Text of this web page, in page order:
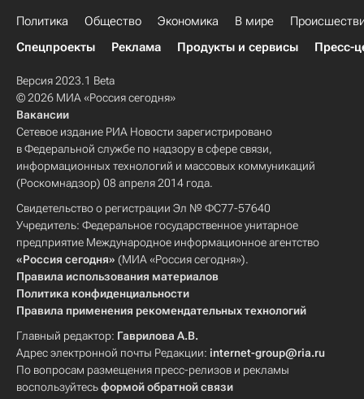
Политика Общество Экономика В мире
Спецпроекты
Реклама Продукты и сервисы Пресс-
Версия 2023.1 Beta
© 2026 МИА «Россия сегодня»
Вакансии
Сетевое издание РИА Новости зарегистрировано
в Федеральной службе по надзору в сфере связи,
информационных технологий и массовых коммуникаций
(Роскомнадзор) 08 апреля 2014 года.
Свидетельство о регистрации Эл № ФС77-57640
Учредитель: Федеральное государственное унитарное
предприятие Международное информационное агентство
«Россия сегодня» (МИА «Россия сегодня»).
Правила использования материалов
Политика конфиденциальности
Правила применения рекомендательных технологий
Главный редактор: Гаврилова А.В.
Адрес электронной почты Редакции: internet-group@ria.ru
По вопросам размещения пресс-релизов и рекламы
воспользуйтесьформой обратной связи